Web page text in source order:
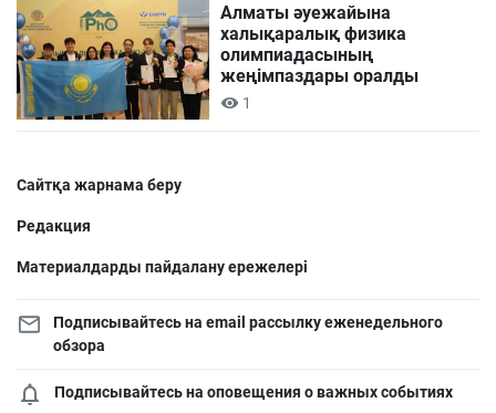
Алматы әуежайына
халықаралық физика
олимпиадасының
жеңімпаздары оралды
1
Сайтқа жарнама беру
Редакция
Материалдарды пайдалану ережелері
Подписывайтесь на email рассылку еженедельного
обзора
Подписывайтесь на оповещения о важных событиях